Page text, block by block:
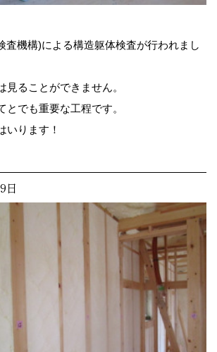
査機構)による構造躯体検査が行われまし
見ることができません。
とでも重要な工程です。
いります！
日